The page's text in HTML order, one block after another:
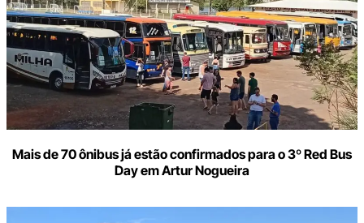
Mais de 70 ônibus já estão confirmados para o 3º Red Bus
Day em Artur Nogueira